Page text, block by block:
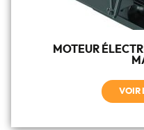
MOTEUR
VOIR